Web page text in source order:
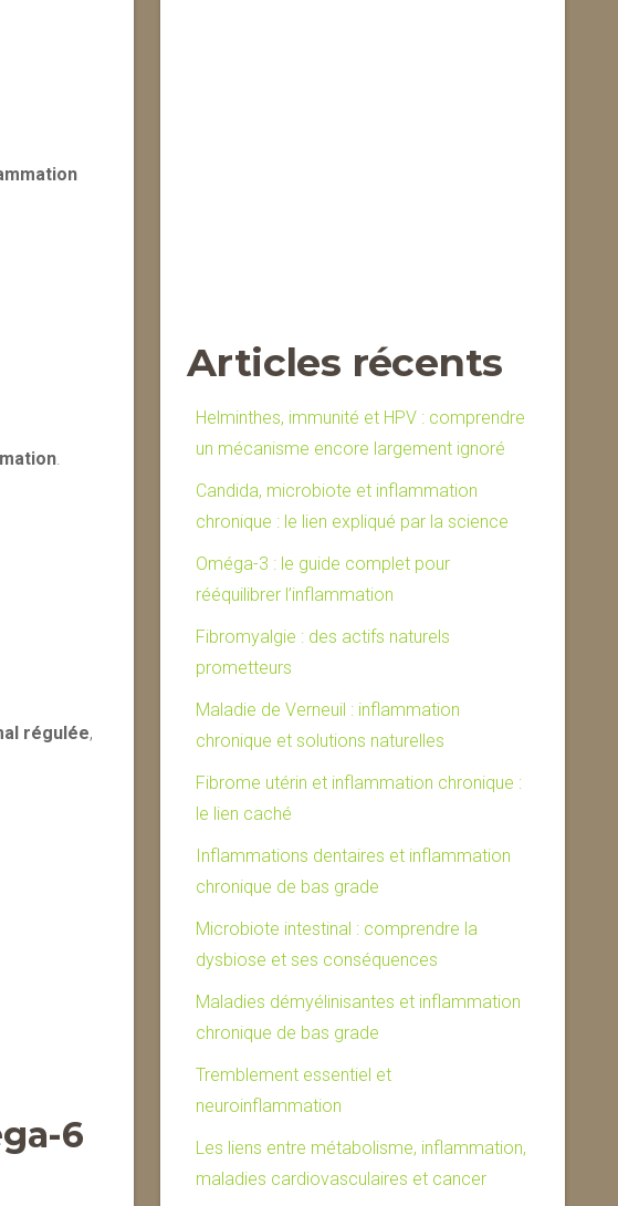
.
régulée,
6
Articles récents
Helminthes, immunité et HPV : comprendre
un mécanisme encore largement ignoré
Candida, microbiote et inflammation
chronique : le lien expliqué par la science
Oméga-3 : le guide complet pour
rééquilibrer l’inflammation
Fibromyalgie : des actifs naturels
prometteurs
Maladie de Verneuil : inflammation
chronique et solutions naturelles
Fibrome utérin et inflammation chronique :
le lien caché
Inflammations dentaires et inflammation
chronique de bas grade
Microbiote intestinal : comprendre la
dysbiose et ses conséquences
Maladies démyélinisantes et inflammation
chronique de bas grade
Tremblement essentiel et
neuroinflammation
Les liens entre métabolisme, inflammation,
maladies cardiovasculaires et cancer